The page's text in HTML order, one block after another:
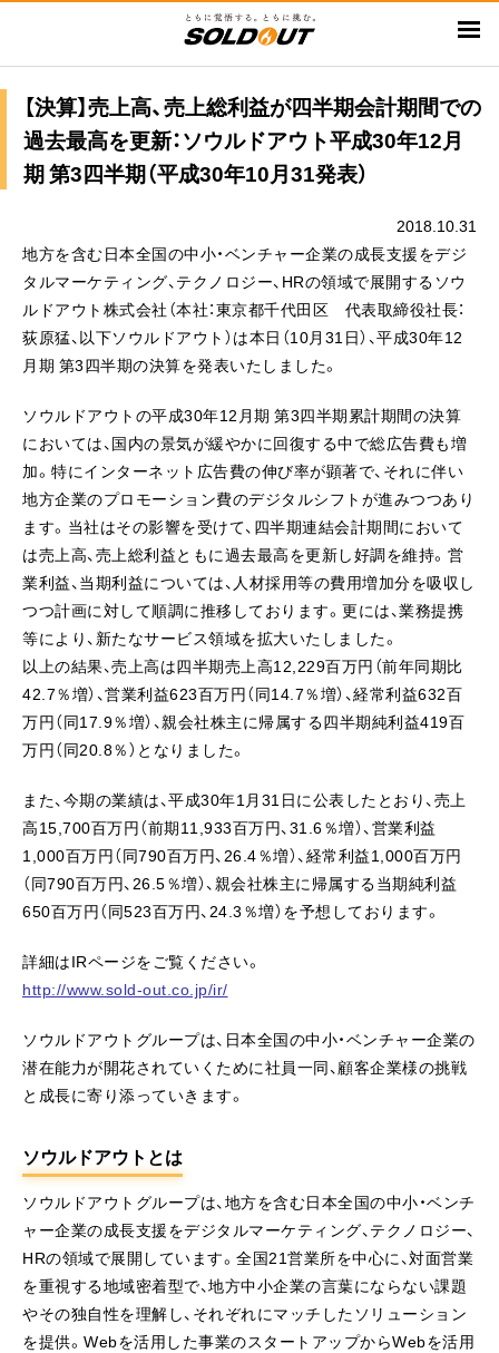
ン
【決算】売上高、売上総利益が四半期会計期間での
過去最高を更新：ソウルドアウト平成30年12月
期 第3四半期（平成30年10月31発表）
2018.10.31
地方を含む日本全国の中小・ベンチャー企業の成長支援をデジ
タルマーケティング、テクノロジー、HRの領域で展開するソウ
ルドアウト株式会社（本社：東京都千代田区 代表取締役社長：
荻原猛、以下ソウルドアウト）は本日（10月31日）、平成30年12
月期 第3四半期の決算を発表いたしました。
ソウルドアウトの平成30年12月期 第3四半期累計期間の決算
においては、国内の景気が緩やかに回復する中で総広告費も増
加。特にインターネット広告費の伸び率が顕著で、それに伴い
地方企業のプロモーション費のデジタルシフトが進みつつあり
ます。当社はその影響を受けて、四半期連結会計期間において
は売上高、売上総利益ともに過去最高を更新し好調を維持。営
業利益、当期利益については、人材採用等の費用増加分を吸収し
つつ計画に対して順調に推移しております。更には、業務提携
等により、新たなサービス領域を拡大いたしました。
以上の結果、売上高は四半期売上高12,229百万円（前年同期比
42.7％増）、営業利益623百万円（同14.7％増）、経常利益632百
万円（同17.9％増）、親会社株主に帰属する四半期純利益419百
万円（同20.8％）となりました。
また、今期の業績は、平成30年1月31日に公表したとおり、売上
高15,700百万円（前期11,933百万円、31.6％増）、営業利益
1,000百万円（同790百万円、26.4％増）、経常利益1,000百万円
（同790百万円、26.5％増）、親会社株主に帰属する当期純利益
650百万円（同523百万円、24.3％増）を予想しております。
詳細はIRページをご覧ください。
http://www.sold-out.co.jp/ir/
ソウルドアウトグループは、日本全国の中小・ベンチャー企業の
潜在能力が開花されていくために社員一同、顧客企業様の挑戦
と成長に寄り添っていきます。
ソウルドアウトとは
ソウルドアウトグループは、地方を含む日本全国の中小・ベンチ
ャー企業の成長支援をデジタルマーケティング、テクノロジー、
HRの領域で展開しています。全国21営業所を中心に、対面営業
を重視する地域密着型で、地方中小企業の言葉にならない課題
やその独自性を理解し、それぞれにマッチしたソリューション
を提供。Webを活用した事業のスタートアップからWebを活用